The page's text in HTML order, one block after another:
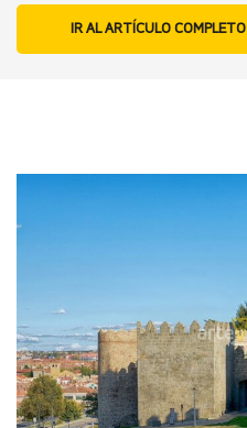
IR AL ARTÍCULO COMPLETO